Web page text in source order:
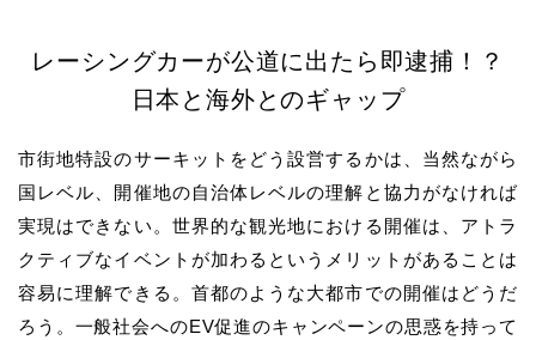
レーシングカーが公道に出たら即逮捕！？
日本と海外とのギャップ
市街地特設のサーキットをどう設営するかは、当然ながら
国レベル、開催地の自治体レベルの理解と協力がなければ
実現はできない。世界的な観光地における開催は、アトラ
クティブなイベントが加わるというメリットがあることは
容易に理解できる。首都のような大都市での開催はどうだ
ろう。一般社会へのEV促進のキャンペーンの思惑を持って